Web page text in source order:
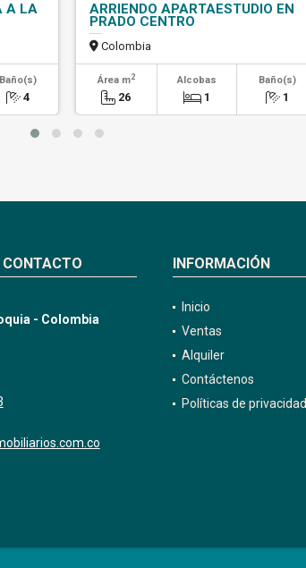
A LA
Baño(s)
4
ARRIENDO APARTAESTUDIO EN
PRADO CENTRO
Colombia
Área m2
26
Alcobas
1
Baño(s)
1
CONTACTO
- Colombia
INFORMACIÓN
Inicio
Ventas
Alquiler
Contáctenos
Políticas de privacidad